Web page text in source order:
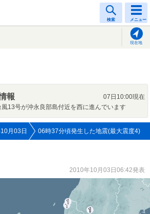
検索 メニュー
現在地
報
07日10:00現在
風13号が沖永良部島付近を西に進んでいます
月03日 06時37分頃発生した地震(最大震度4)
2010年10月03日06:42発表